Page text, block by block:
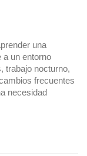
una
a un entorno
trabajo nocturno,
frecuentes
necesidad